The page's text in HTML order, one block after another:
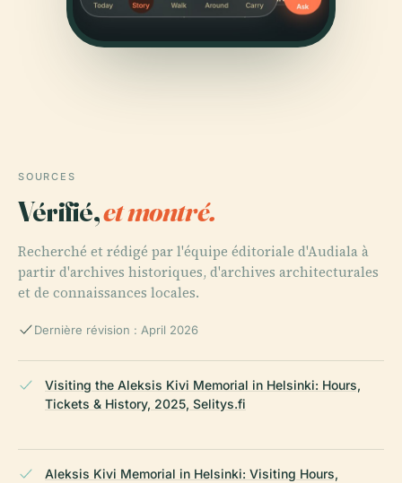
SOURCES
Vérifié,et montré.
Recherché et rédigé par l'équipe éditoriale d'Audiala à
partir d'archives historiques, d'archives architecturales
et de connaissances locales.
Dernière révision : April 2026
Visiting the Aleksis Kivi Memorial in Helsinki: Hours,
Tickets & History, 2025, Selitys.fi
Aleksis Kivi Memorial in Helsinki: Visiting Hours,